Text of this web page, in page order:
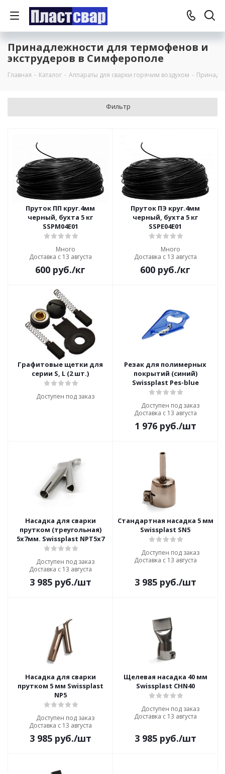
Принадлежности для термофенов и
экструдеров в Симферополе
Главная - Каталог - Аппараты для сварки горячим воздухом -
Фильтр
Пруток ПП круг.4мм
черный, бухта 5 кг
SSPM04E01
Много
Доставка с 13 августа
600 руб./кг
Пруток ПЭ круг.4мм
черный, бухта 5 кг
SSPE04E01
Много
Доставка с 13 августа
600 руб./кг
Графитовые щетки для
серии S, L (2 шт.)
Доступен под заказ
Резак для полимерных
покрытий (синий)
Swissplast Pes-blue
Доступен под заказ
Доставка с 13 августа
1 976руб./шт
Насадка для сварки
прутком (треугольная)
5x7мм. Swissplast NPT5x7
Доступен под заказ
Доставка с 13 августа
3 985руб./шт
Стандартная насадка 5 мм
Swissplast SN5
Доступен под заказ
Доставка с 13 августа
3 985руб./шт
Насадка для сварки
прутком 5 мм Swissplast
NP5
Доступен под заказ
Доставка с 13 августа
3 985руб./шт
Щелевая насадка 40 мм
Swissplast CHN40
Доступен под заказ
Доставка с 13 августа
3 985руб./шт